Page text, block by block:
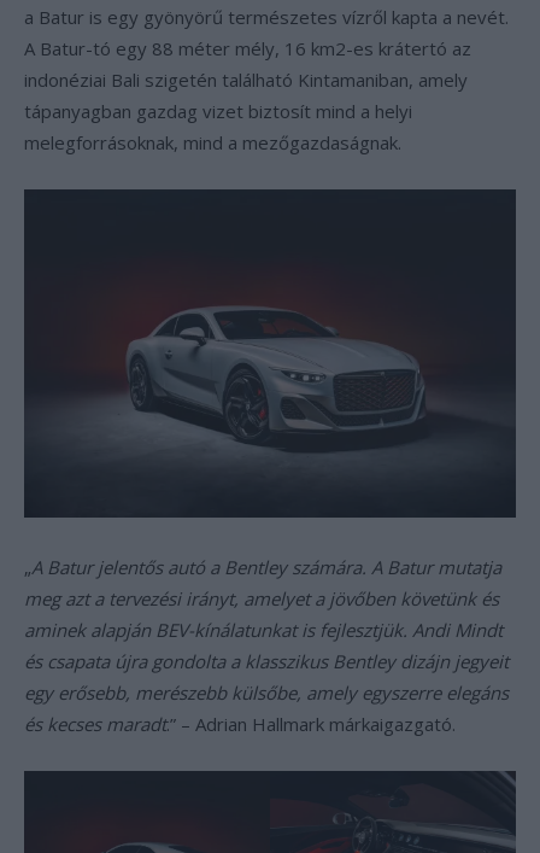
a Batur is egy gyönyörű természetes vízről kapta a nevét.
A Batur-tó egy 88 méter mély, 16 km2-es krátertó az
indonéziai Bali szigetén található Kintamaniban, amely
tápanyagban gazdag vizet biztosít mind a helyi
melegforrásoknak, mind a mezőgazdaságnak.
„A Batur jelentős autó a Bentley számára. A Batur mutatja
meg azt a tervezési irányt, amelyet a jövőben követünk és
aminek alapján BEV-kínálatunkat is fejlesztjük. Andi Mindt
és csapata újra gondolta a klasszikus Bentley dizájn jegyeit
egy erősebb, merészebb külsőbe, amely egyszerre elegáns
és kecses maradt.” – Adrian Hallmark márkaigazgató.